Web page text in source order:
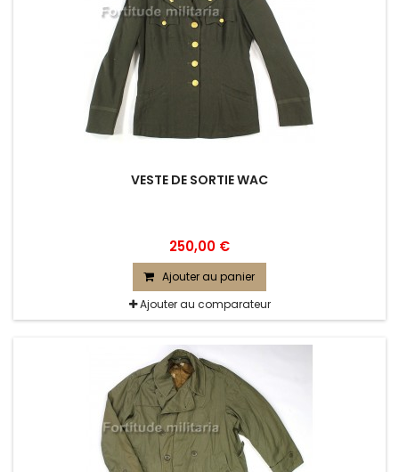
VESTE DE SORTIE WAC
250,00 €
Ajouter au panier
Ajouter au comparateur